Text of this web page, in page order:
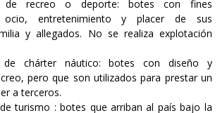
de recreo o deporte: botes con fines
ocio, entretenimiento y placer de sus
y allegados. No se realiza explotación
de chárter náutico: botes con diseño y
pero que son utilizados para prestar un
a terceros.
turismo : botes que arriban al país bajo la